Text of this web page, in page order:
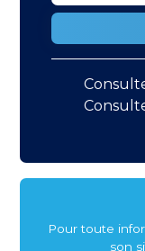
Pour toute
son